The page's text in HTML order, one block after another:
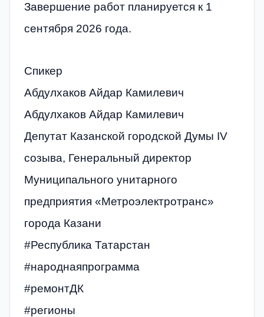
Завершение работ планируется к 1
сентября 2026 года.
Спикер
Абдулхаков Айдар Камилевич
Абдулхаков Айдар Камилевич
Депутат Казанской городской Думы IV
созыва, Генеральный директор
Муниципального унитарного
предприятия «Метроэлектротранс»
города Казани
#Республика Татарстан
#народнаяпрограмма
#ремонтДК
#регионы